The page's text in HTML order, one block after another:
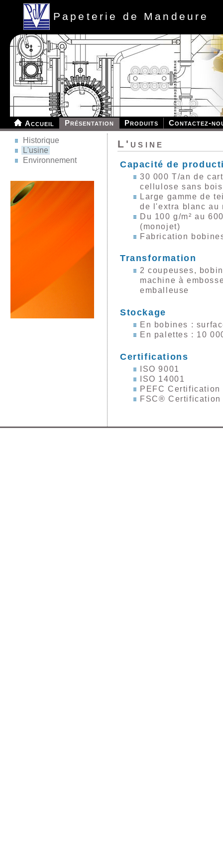
Papeterie de Mandeure
Accueil Présentation Produits Contactez-
Historique
L'usine
Environnement
L'usine
Capacité de
30 000 T/an de
cellulose sans bois
Large gamme de
de l'extra blanc au
Du 100 g/m² au
(monojet)
Fabrication
Transformation
2 coupeuses,
machine à
emballeuse
Stockage
En bobines :
En palettes : 10
Certifications
ISO 9001
ISO 14001
PEFC Certification
FSC®